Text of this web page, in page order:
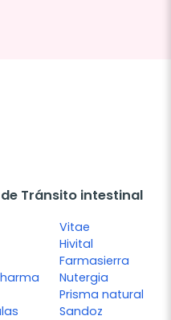
Tránsito intestinal
Vitae
Hivital
Farmasierra
Nutergia
Prisma natural
Sandoz